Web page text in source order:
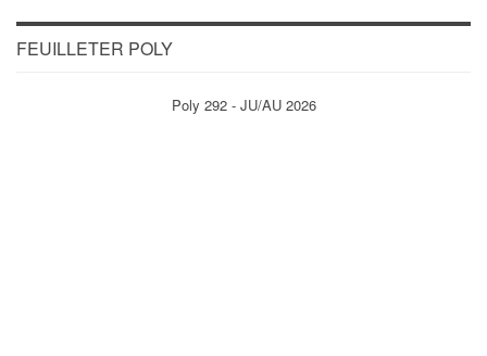
FEUILLETER POLY
Poly 292 - JU/AU 2026